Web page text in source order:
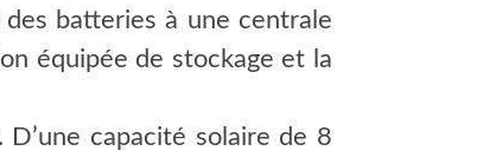
batteries à une centrale
équipée de stockage et la
capacité solaire de 8